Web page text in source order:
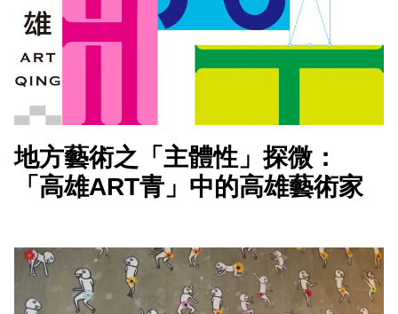
地方藝術之「主體性」探微：
「高雄ART青」中的高雄藝術家